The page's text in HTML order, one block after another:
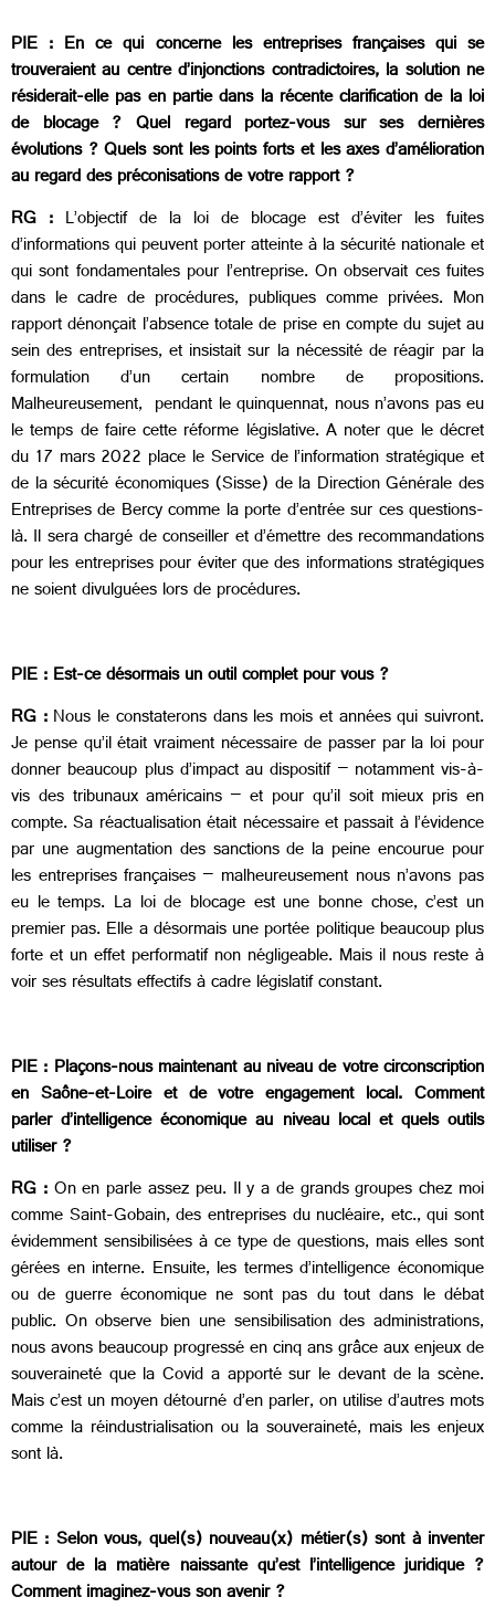
PIE : En ce qui concerne les entreprises françaises qui se
trouveraient au centre d’injonctions contradictoires, la solution ne
résiderait-elle pas en partie dans la récente clarification de la loi
de blocage ? Quel regard portez-vous sur ses dernières
évolutions ? Quels sont les points forts et les axes d’amélioration
au regard des préconisations de votre rapport ?
RG : L’objectif de la loi de blocage est d’éviter les fuites
d’informations qui peuvent porter atteinte à la sécurité nationale et
qui sont fondamentales pour l’entreprise. On observait ces fuites
dans le cadre de procédures, publiques comme privées. Mon
rapport dénonçait l’absence totale de prise en compte du sujet au
sein des entreprises, et insistait sur la nécessité de réagir par la
formulation d’un certain nombre de propositions.
Malheureusement, pendant le quinquennat, nous n’avons pas eu
le temps de faire cette réforme législative. A noter que le décret
du 17 mars 2022 place le Service de l’information stratégique et
de la sécurité économiques (Sisse) de la Direction Générale des
Entreprises de Bercy comme la porte d’entrée sur ces questions-
là. Il sera chargé de conseiller et d’émettre des recommandations
pour les entreprises pour éviter que des informations stratégiques
ne soient divulguées lors de procédures.
PIE : Est-ce désormais un outil complet pour vous ?
RG : Nous le constaterons dans les mois et années qui suivront.
Je pense qu’il était vraiment nécessaire de passer par la loi pour
donner beaucoup plus d’impact au dispositif – notamment vis-à-
vis des tribunaux américains – et pour qu’il soit mieux pris en
compte. Sa réactualisation était nécessaire et passait à l’évidence
par une augmentation des sanctions de la peine encourue pour
les entreprises françaises – malheureusement nous n’avons pas
eu le temps. La loi de blocage est une bonne chose, c’est un
premier pas. Elle a désormais une portée politique beaucoup plus
forte et un effet performatif non négligeable. Mais il nous reste à
voir ses résultats effectifs à cadre législatif constant.
PIE : Plaçons-nous maintenant au niveau de votre circonscription
en Saône-et-Loire et de votre engagement local. Comment
parler d’intelligence économique au niveau local et quels outils
utiliser ?
RG : On en parle assez peu. Il y a de grands groupes chez moi
comme Saint-Gobain, des entreprises du nucléaire, etc., qui sont
évidemment sensibilisées à ce type de questions, mais elles sont
gérées en interne. Ensuite, les termes d’intelligence économique
ou de guerre économique ne sont pas du tout dans le débat
public. On observe bien une sensibilisation des administrations,
nous avons beaucoup progressé en cinq ans grâce aux enjeux de
souveraineté que la Covid a apporté sur le devant de la scène.
Mais c’est un moyen détourné d’en parler, on utilise d’autres mots
comme la réindustrialisation ou la souveraineté, mais les enjeux
sont là.
PIE : Selon vous, quel(s) nouveau(x) métier(s) sont à inventer
autour de la matière naissante qu’est l’intelligence juridique ?
Comment imaginez-vous son avenir ?